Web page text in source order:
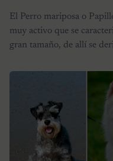
El Perro mariposa o
muy activo que se
gran tamaño, de allí se